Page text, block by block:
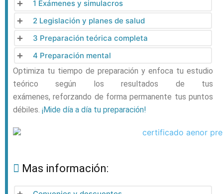
1 Exámenes y simulacros
2 Legislación y planes de salud
3 Preparación teórica completa
4 Preparación mental
Optimiza tu tiempo de preparación y enfoca tu estudio
teórico según los resultados de tus
exámenes, reforzando de forma permanente tus puntos
débiles. ¡Mide día a día tu preparación!
Mas información: